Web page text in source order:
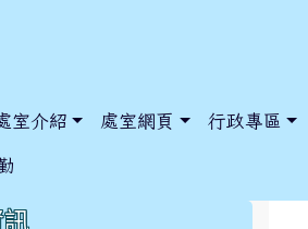
室介紹 處室網頁 行政專區